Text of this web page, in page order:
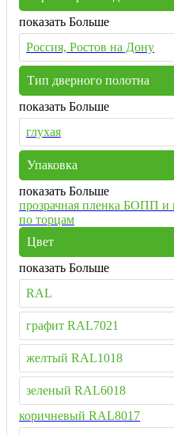
показать Больше
Россия, Ростов на Дону
Тип дверного полотна
показать Больше
глухая
Упаковка
показать Больше
прозрачная пленка БОПП и
по торцам
Цвет
показать Больше
RAL
графит RAL7021
желтый RAL1018
зеленый RAL6018
коричневый RAL8017